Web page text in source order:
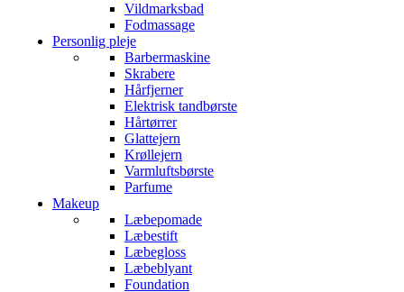
Vildmarksbad
Fodmassage
Personlig pleje
Barbermaskine
Skrabere
Hårfjerner
Elektrisk tandbørste
Hårtørrer
Glattejern
Krøllejern
Varmluftsbørste
Parfume
Makeup
Læbepomade
Læbestift
Læbegloss
Læbeblyant
Foundation